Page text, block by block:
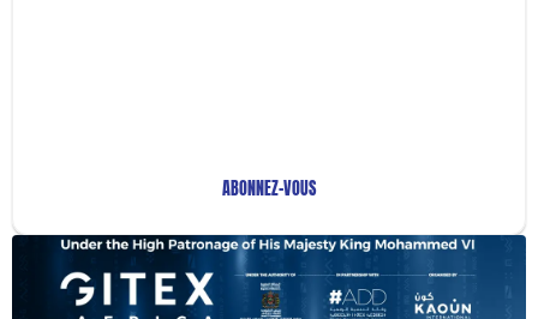
ABONNEZ-VOUS